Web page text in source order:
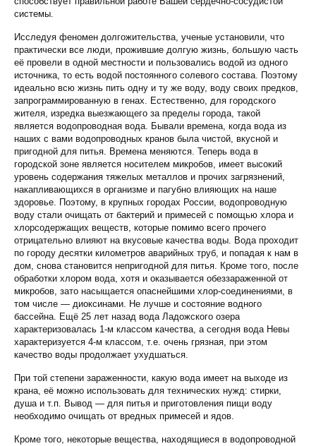
системы.
Исследуя феномен долгожительства, ученые установили, что
практически все люди, прожившие долгую жизнь, большую часть
её провели в одной местности и пользовались водой из одного
источника, то есть водой постоянного солевого состава. Поэтому
идеально всю жизнь пить одну и ту же воду, воду своих предков,
запрограммированную в генах. Естественно, для городского
жителя, изредка выезжающего за пределы города, такой
является водопроводная вода. Бывали времена, когда вода из
наших с вами водопроводных кранов была чистой, вкусной и
пригодной для питья. Времена меняются. Теперь вода в
городской зоне является носителем микробов, имеет высокий
уровень содержания тяжелых металлов и прочих загрязнений,
накапливающихся в организме и пагубно влияющих на наше
здоровье. Поэтому, в крупных городах России, водопроводную
воду стали очищать от бактерий и примесей с помощью хлора и
хлорсодержащих веществ, которые помимо всего прочего
отрицательно влияют на вкусовые качества воды. Вода проходит
по городу десятки километров аварийных труб, и попадая к нам в
дом, снова становится непригодной для питья. Кроме того, после
обработки хлором вода, хотя и оказывается обеззараженной от
микробов, зато насыщается опаснейшими хлор-соединениями, в
том числе — диоксинами. Не лучше и состояние водного
бассейна. Ещё 25 лет назад вода Ладожского озера
характеризовалась 1-м классом качества, а сегодня вода Невы
характеризуется 4-м классом, т.е. очень грязная, при этом
качество воды продолжает ухудшаться.
При той степени зараженности, какую вода имеет на выходе из
крана, её можно использовать для технических нужд: стирки,
душа и т.п. Вывод — для питья и приготовления пищи воду
необходимо очищать от вредных примесей и ядов.
Кроме того, некоторые вещества, находящиеся в водопроводной